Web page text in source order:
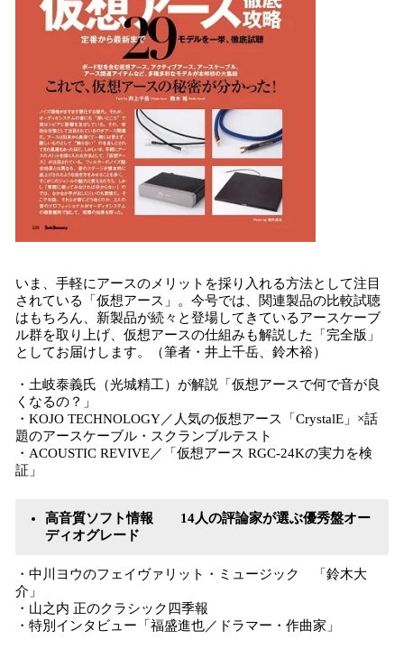
いま、手軽にアースのメリットを採り入れる方法として注目
されている「仮想アース」。今号では、関連製品の比較試聴
はもちろん、新製品が続々と登場してきているアースケーブ
ル群を取り上げ、仮想アースの仕組みも解説した「完全版」
としてお届けします。（筆者・井上千岳、鈴木裕）
・土岐泰義氏（光城精工）が解説「仮想アースで何で音が良
くなるの？」
・KOJO TECHNOLOGY／人気の仮想アース「CrystalE」×話
題のアースケーブル・スクランブルテスト
・ACOUSTIC REVIVE／「仮想アース RGC-24Kの実力を検
証」
高音質ソフト情報 14人の評論家が選ぶ優秀盤オー
ディオグレード
・中川ヨウのフェイヴァリット・ミュージック 「鈴木大
介」
・山之内 正のクラシック四季報
・特別インタビュー「福盛進也／ドラマー・作曲家」